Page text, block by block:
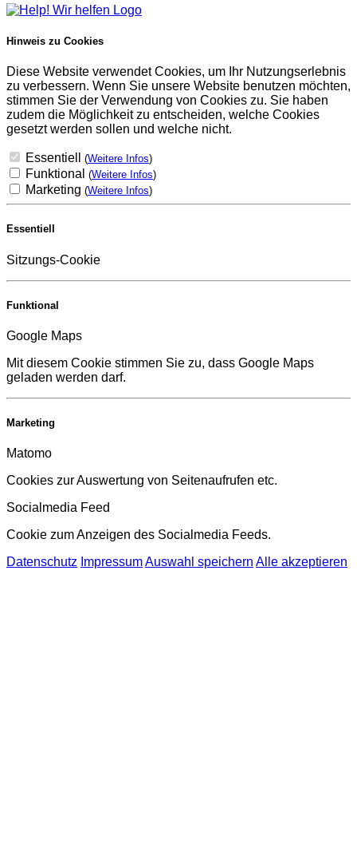
Hinweis zu Cookies
Diese Website verwendet Cookies, um Ihr Nutzungserlebnis
zu verbessern. Wenn Sie unsere Website benutzen möchten,
stimmen Sie der Verwendung von Cookies zu. Sie haben
zudem die Möglichkeit zu entscheiden, welche Cookies
gesetzt werden sollen und welche nicht.
Essentiell (Weitere Infos)
Funktional (Weitere Infos)
Marketing (Weitere Infos)
Essentiell
Sitzungs-Cookie
Funktional
Google Maps
Mit diesem Cookie stimmen Sie zu, dass Google Maps
geladen werden darf.
Marketing
Matomo
Cookies zur Auswertung von Seitenaufrufen etc.
Socialmedia Feed
Cookie zum Anzeigen des Socialmedia Feeds.
Datenschutz ImpressumAuswahl speichern Alle akzeptieren